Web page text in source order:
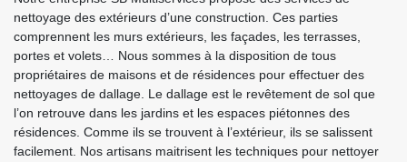
nettoyage des extérieurs d’une construction. Ces parties
comprennent les murs extérieurs, les façades, les terrasses,
portes et volets… Nous sommes à la disposition de tous
propriétaires de maisons et de résidences pour effectuer des
nettoyages de dallage. Le dallage est le revêtement de sol que
l’on retrouve dans les jardins et les espaces piétonnes des
résidences. Comme ils se trouvent à l’extérieur, ils se salissent
facilement. Nos artisans maitrisent les techniques pour nettoyer